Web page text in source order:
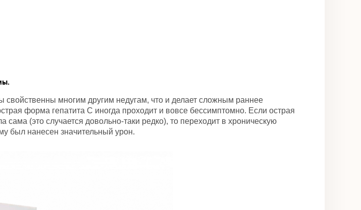
многим другим недугам, что и делает сложным раннее
форма гепатита С иногда проходит и вовсе бессимптомно. Если острая
(это случается довольно-таки редко), то переходит в хроническую
был нанесен значительный урон.